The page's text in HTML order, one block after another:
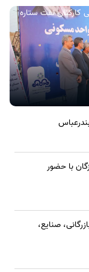
۲۰۰۰ واحد مسکونی کارکنان نفت ستاره
با حضور
صنایع،